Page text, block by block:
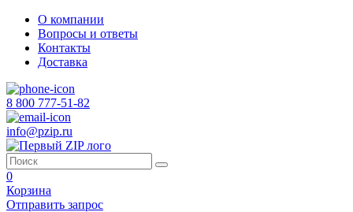
О компании
Вопросы и ответы
Контакты
Доставка
8 800 777-51-82
info@pzip.ru
0
Корзина
Отправить запрос